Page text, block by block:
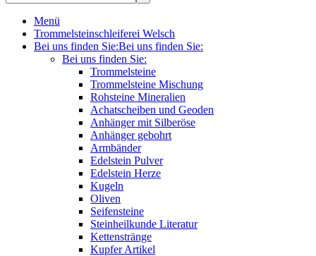
Menü
Trommelsteinschleiferei Welsch
Bei uns finden Sie:Bei uns finden Sie:
Bei uns finden Sie:
Trommelsteine
Trommelsteine Mischung
Rohsteine Mineralien
Achatscheiben und Geoden
Anhänger mit Silberöse
Anhänger gebohrt
Armbänder
Edelstein Pulver
Edelstein Herze
Kugeln
Oliven
Seifensteine
Steinheilkunde Literatur
Kettenstränge
Kupfer Artikel